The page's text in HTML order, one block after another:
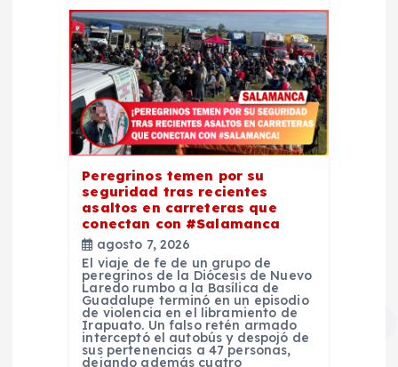
Peregrinos temen por su
seguridad tras recientes
asaltos en carreteras que
conectan con #Salamanca
agosto 7, 2026
El viaje de fe de un grupo de
peregrinos de la Diócesis de Nuevo
Laredo rumbo a la Basílica de
Guadalupe terminó en un episodio
de violencia en el libramiento de
Irapuato. Un falso retén armado
interceptó el autobús y despojó de
sus pertenencias a 47 personas,
dejando además cuatro